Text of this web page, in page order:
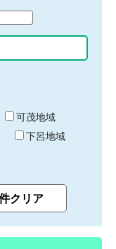
可茂地域
下呂地域